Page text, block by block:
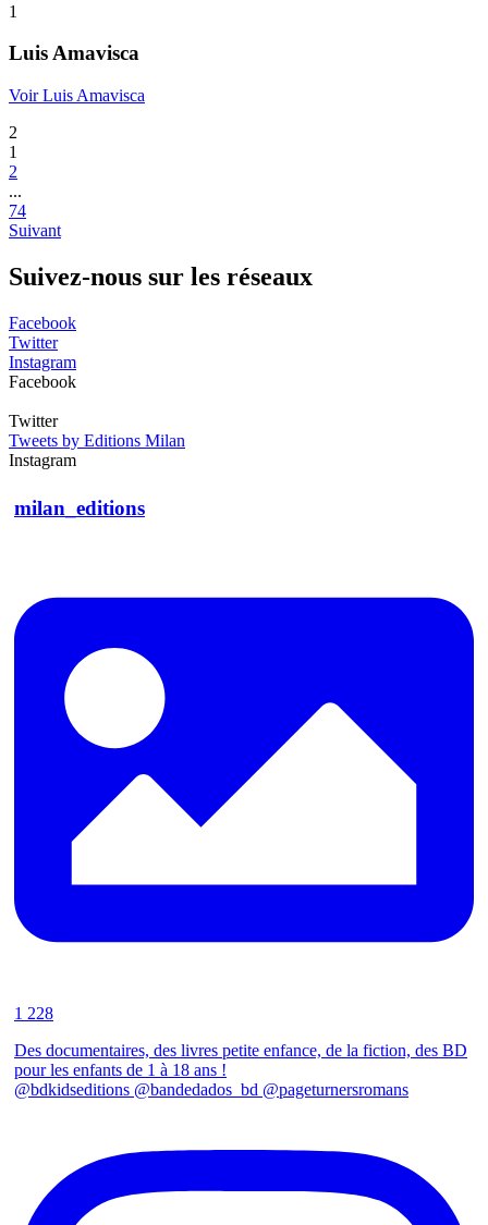
1
Luis Amavisca
Voir Luis Amavisca
2
1
2
...
74
Suivant
Suivez-nous sur les réseaux
Facebook
Twitter
Instagram
Facebook
Twitter
Tweets by Editions Milan
Instagram
milan_editions
1 228
Des documentaires, des livres petite enfance, de la fiction, des BD
pour les enfants de 1 à 18 ans !
@bdkidseditions @bandedados_bd @pageturnersromans